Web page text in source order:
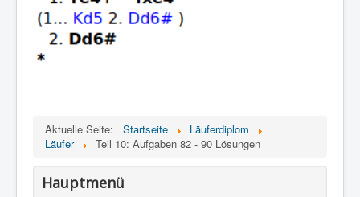
Aktuelle Seite: Startseite
Läuferdiplom
Läufer
Teil 10: Aufgaben 82 - 90 Lösungen
Hauptmenü